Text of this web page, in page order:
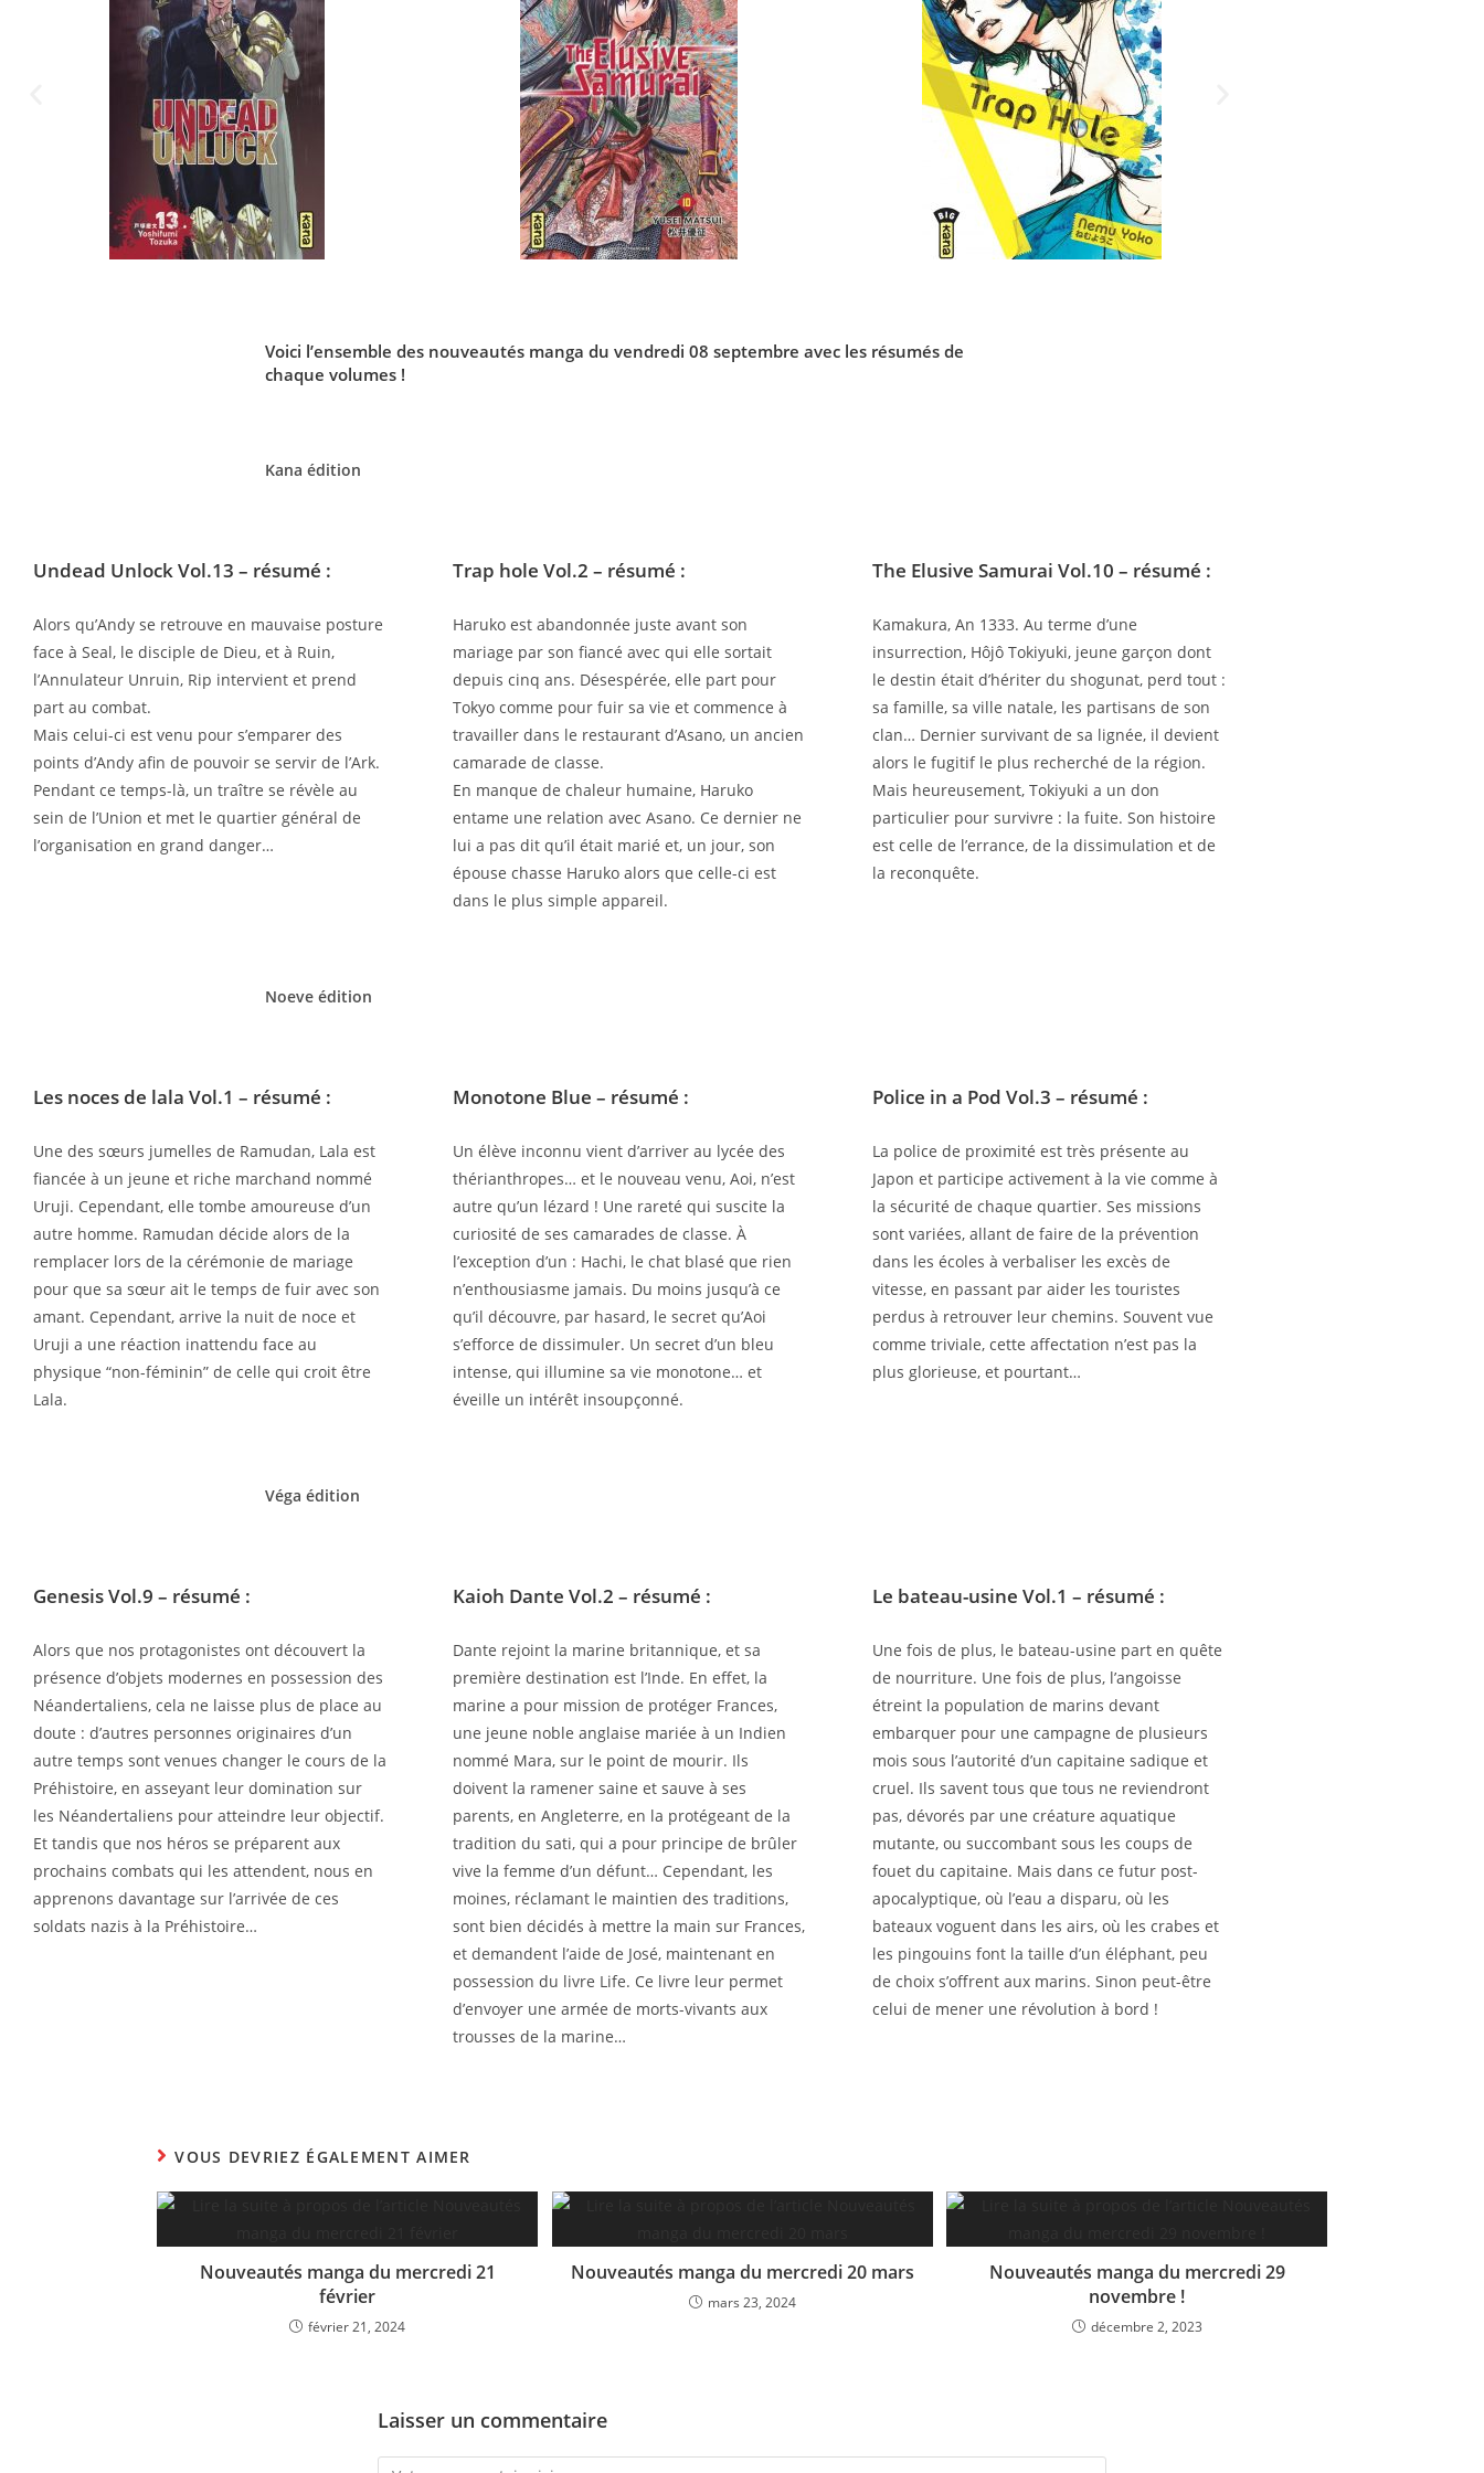
Voici l’ensemble des nouveautés manga du vendredi 08 septembre avec les résumés de
chaque volumes !
Kana édition
Undead Unlock Vol.13 – résumé :
Alors qu’Andy se retrouve en mauvaise posture
face à Seal, le disciple de Dieu, et à Ruin,
l’Annulateur Unruin, Rip intervient et prend
part au combat.
Mais celui-ci est venu pour s’emparer des
points d’Andy afin de pouvoir se servir de l’Ark.
Pendant ce temps-là, un traître se révèle au
sein de l’Union et met le quartier général de
l’organisation en grand danger…
Trap hole Vol.2 – résumé :
Haruko est abandonnée juste avant son
mariage par son fiancé avec qui elle sortait
depuis cinq ans. Désespérée, elle part pour
Tokyo comme pour fuir sa vie et commence à
travailler dans le restaurant d’Asano, un ancien
camarade de classe.
En manque de chaleur humaine, Haruko
entame une relation avec Asano. Ce dernier ne
lui a pas dit qu’il était marié et, un jour, son
épouse chasse Haruko alors que celle-ci est
dans le plus simple appareil.
The Elusive Samurai Vol.10 – résumé :
Kamakura, An 1333. Au terme d’une
insurrection, Hôjô Tokiyuki, jeune garçon dont
le destin était d’hériter du shogunat, perd tout :
sa famille, sa ville natale, les partisans de son
clan… Dernier survivant de sa lignée, il devient
alors le fugitif le plus recherché de la région.
Mais heureusement, Tokiyuki a un don
particulier pour survivre : la fuite. Son histoire
est celle de l’errance, de la dissimulation et de
la reconquête.
Noeve édition
Les noces de lala Vol.1 – résumé :
Une des sœurs jumelles de Ramudan, Lala est
fiancée à un jeune et riche marchand nommé
Uruji. Cependant, elle tombe amoureuse d’un
autre homme. Ramudan décide alors de la
remplacer lors de la cérémonie de mariage
pour que sa sœur ait le temps de fuir avec son
amant. Cependant, arrive la nuit de noce et
Uruji a une réaction inattendu face au
physique “non-féminin” de celle qui croit être
Lala.
Monotone Blue – résumé :
Un élève inconnu vient d’arriver au lycée des
thérianthropes… et le nouveau venu, Aoi, n’est
autre qu’un lézard ! Une rareté qui suscite la
curiosité de ses camarades de classe. À
l’exception d’un : Hachi, le chat blasé que rien
n’enthousiasme jamais. Du moins jusqu’à ce
qu’il découvre, par hasard, le secret qu’Aoi
s’efforce de dissimuler. Un secret d’un bleu
intense, qui illumine sa vie monotone… et
éveille un intérêt insoupçonné.
Police in a Pod Vol.3 – résumé :
La police de proximité est très présente au
Japon et participe activement à la vie comme à
la sécurité de chaque quartier. Ses missions
sont variées, allant de faire de la prévention
dans les écoles à verbaliser les excès de
vitesse, en passant par aider les touristes
perdus à retrouver leur chemins. Souvent vue
comme triviale, cette affectation n’est pas la
plus glorieuse, et pourtant…
Véga édition
Genesis Vol.9 – résumé :
Alors que nos protagonistes ont découvert la
présence d’objets modernes en possession des
Néandertaliens, cela ne laisse plus de place au
doute : d’autres personnes originaires d’un
autre temps sont venues changer le cours de la
Préhistoire, en asseyant leur domination sur
les Néandertaliens pour atteindre leur objectif.
Et tandis que nos héros se préparent aux
prochains combats qui les attendent, nous en
apprenons davantage sur l’arrivée de ces
soldats nazis à la Préhistoire…
Kaioh Dante Vol.2 – résumé :
Dante rejoint la marine britannique, et sa
première destination est l’Inde. En effet, la
marine a pour mission de protéger Frances,
une jeune noble anglaise mariée à un Indien
nommé Mara, sur le point de mourir. Ils
doivent la ramener saine et sauve à ses
parents, en Angleterre, en la protégeant de la
tradition du sati, qui a pour principe de brûler
vive la femme d’un défunt… Cependant, les
moines, réclamant le maintien des traditions,
sont bien décidés à mettre la main sur Frances,
et demandent l’aide de José, maintenant en
possession du livre Life. Ce livre leur permet
d’envoyer une armée de morts-vivants aux
trousses de la marine…
Le bateau-usine Vol.1 – résumé :
Une fois de plus, le bateau-usine part en quête
de nourriture. Une fois de plus, l’angoisse
étreint la population de marins devant
embarquer pour une campagne de plusieurs
mois sous l’autorité d’un capitaine sadique et
cruel. Ils savent tous que tous ne reviendront
pas, dévorés par une créature aquatique
mutante, ou succombant sous les coups de
fouet du capitaine. Mais dans ce futur post-
apocalyptique, où l’eau a disparu, où les
bateaux voguent dans les airs, où les crabes et
les pingouins font la taille d’un éléphant, peu
de choix s’offrent aux marins. Sinon peut-être
celui de mener une révolution à bord !
VOUS DEVRIEZ ÉGALEMENT AIMER
Nouveautés manga du mercredi 21
février
février 21, 2024
Nouveautés manga du mercredi 20 mars
mars 23, 2024
Nouveautés manga du mercredi 29
novembre !
décembre 2, 2023
Laisser un commentaire